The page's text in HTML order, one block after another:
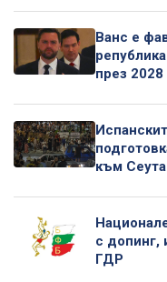
Ванс е
през 2028
към Сеута
с допинг,
ГДР